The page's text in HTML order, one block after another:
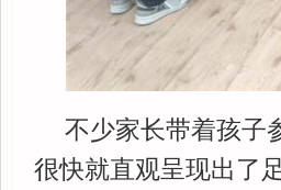
不少家长带着孩子
很快就直观呈现出了